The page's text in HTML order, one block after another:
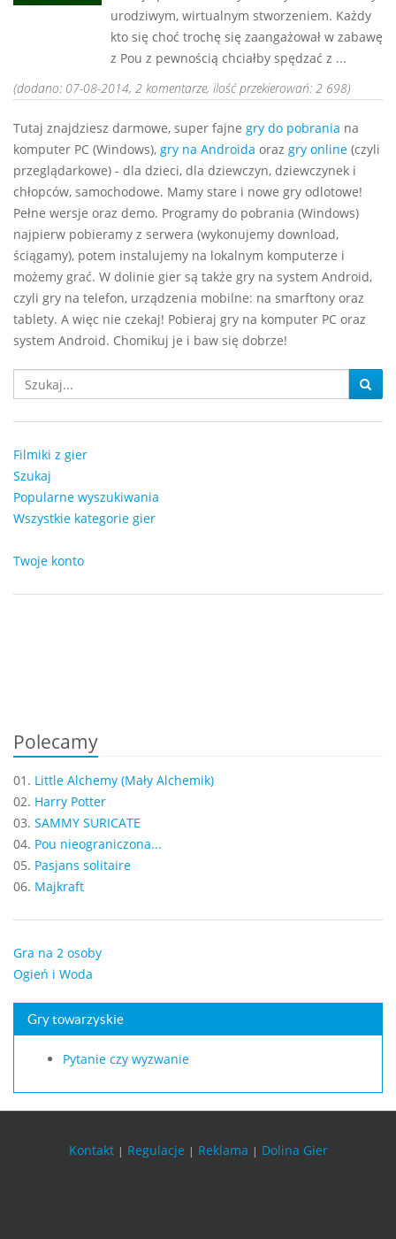
urodziwym, wirtualnym stworzeniem. Każdy
kto się choć trochę się zaangażował w zabawę
z Pou z pewnością chciałby spędzać z ...
(dodano: 07-08-2014, 2 komentarze, ilość przekierowań: 2 698)
Tutaj znajdziesz darmowe, super fajne gry do pobrania na
komputer PC (Windows), gry na Androida oraz gry online (czyli
przeglądarkowe) - dla dzieci, dla dziewczyn, dziewczynek i
chłopców, samochodowe. Mamy stare i nowe gry odlotowe!
Pełne wersje oraz demo. Programy do pobrania (Windows)
najpierw pobieramy z serwera (wykonujemy download,
ściągamy), potem instalujemy na lokalnym komputerze i
możemy grać. W dolinie gier są także gry na system Android,
czyli gry na telefon, urządzenia mobilne: na smarftony oraz
tablety. A więc nie czekaj! Pobieraj gry na komputer PC oraz
system Android. Chomikuj je i baw się dobrze!
Filmiki z gier
Szukaj
Popularne wyszukiwania
Wszystkie kategorie gier
Twoje konto
Polecamy
01. Little Alchemy (Mały Alchemik)
02. Harry Potter
03. SAMMY SURICATE
04. Pou nieograniczona...
05. Pasjans solitaire
06. Majkraft
Gra na 2 osoby
Ogień i Woda
Gry towarzyskie
Pytanie czy wyzwanie
Kontakt | Regulacje | Reklama | Dolina Gier